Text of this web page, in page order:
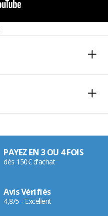
PAYEZ EN 3 OU 4 FOIS
dès 150€ d'achat
Avis Vérifiés
4,8/5 - Excellent